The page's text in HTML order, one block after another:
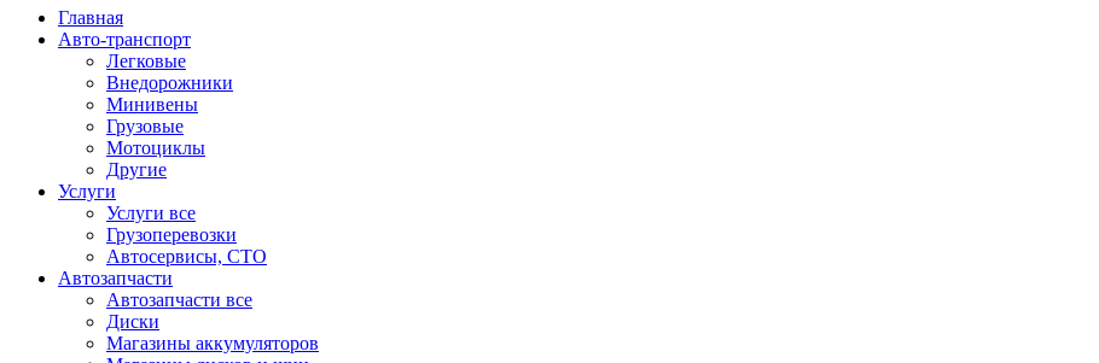
Главная
Авто-транспорт
Легковые
Внедорожники
Минивены
Грузовые
Мотоциклы
Другие
Услуги
Услуги все
Грузоперевозки
Автосервисы, СТО
Автозапчасти
Автозапчасти все
Диски
Магазины аккумуляторов